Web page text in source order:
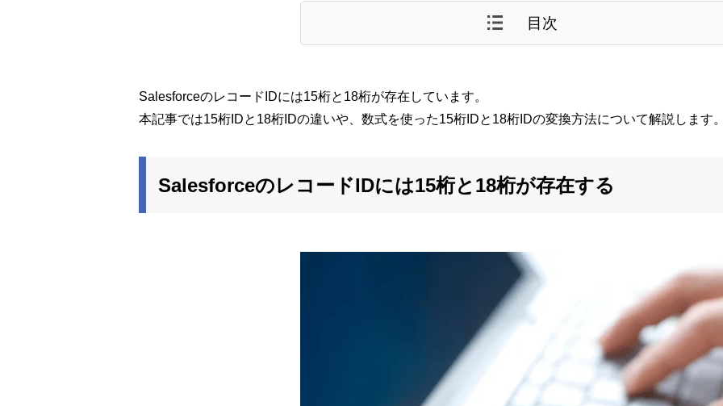
目次
SalesforceのレコードIDには15桁と18桁が存在しています。
本記事では15桁IDと18桁IDの違いや、数式を使った15桁IDと18桁IDの変換方法について解説します
SalesforceのレコードIDには15桁と18桁が存在する